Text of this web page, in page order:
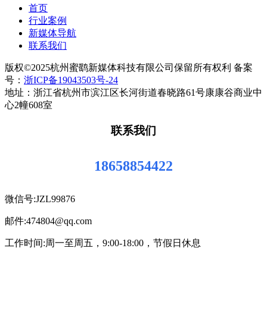
首页
行业案例
新媒体导航
联系我们
版权©2025杭州蜜鹞新媒体科技有限公司保留所有权利 备案
号： 浙ICP备19043503号-24
地址：浙江省杭州市滨江区长河街道春晓路61号康康谷商业中
心2幢608室
联系我们
18658854422
微信号:JZL99876
邮件:474804@qq.com
工作时间:周一至周五，9:00-18:00，节假日休息